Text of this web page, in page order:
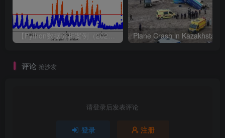
【Python数据分析案例（2024）】49—基于LSTM结构自编码器的多变量时间序列
评论 抢沙发
请登录后发表评论
登录 注册